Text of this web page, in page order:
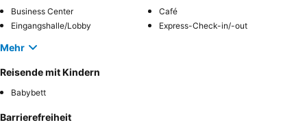
Business Center
Café
Eingangshalle/Lobby
Express-Check-in/-out
Mehr
Reisende mit Kindern
Babybett
Barrierefreiheit